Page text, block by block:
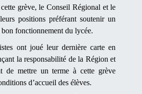
grève, le Conseil Régional et le
positions préférant soutenir un
fonctionnement du lycée.
ont joué leur dernière carte en
la responsabilité de la Région et
de mettre un terme à cette grève
d’accueil des élèves.